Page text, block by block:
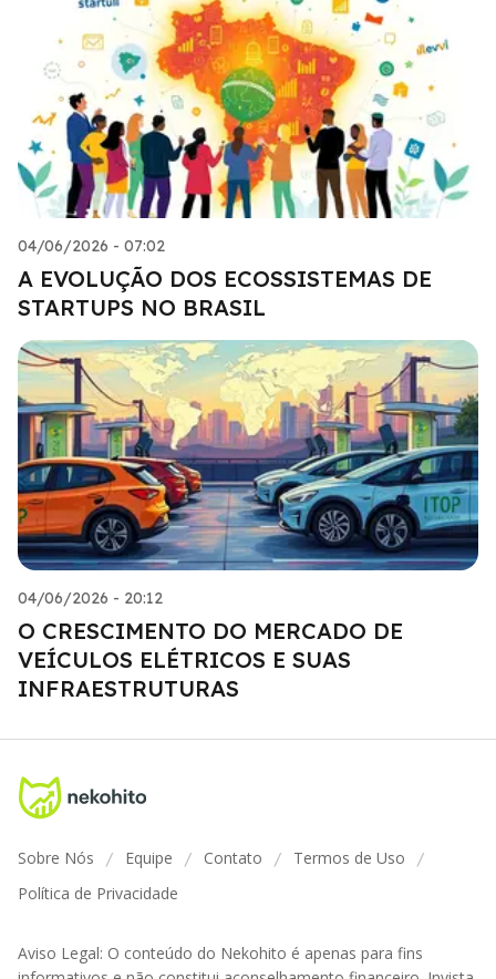
04/06/2026 - 07:02
A EVOLUÇÃO DOS ECOSSISTEMAS DE
STARTUPS NO BRASIL
04/06/2026 - 20:12
O CRESCIMENTO DO MERCADO DE
VEÍCULOS ELÉTRICOS E SUAS
INFRAESTRUTURAS
Sobre Nós / Equipe / Contato / Termos de Uso /
Política de Privacidade
Aviso Legal: O conteúdo do Nekohito é apenas para fins